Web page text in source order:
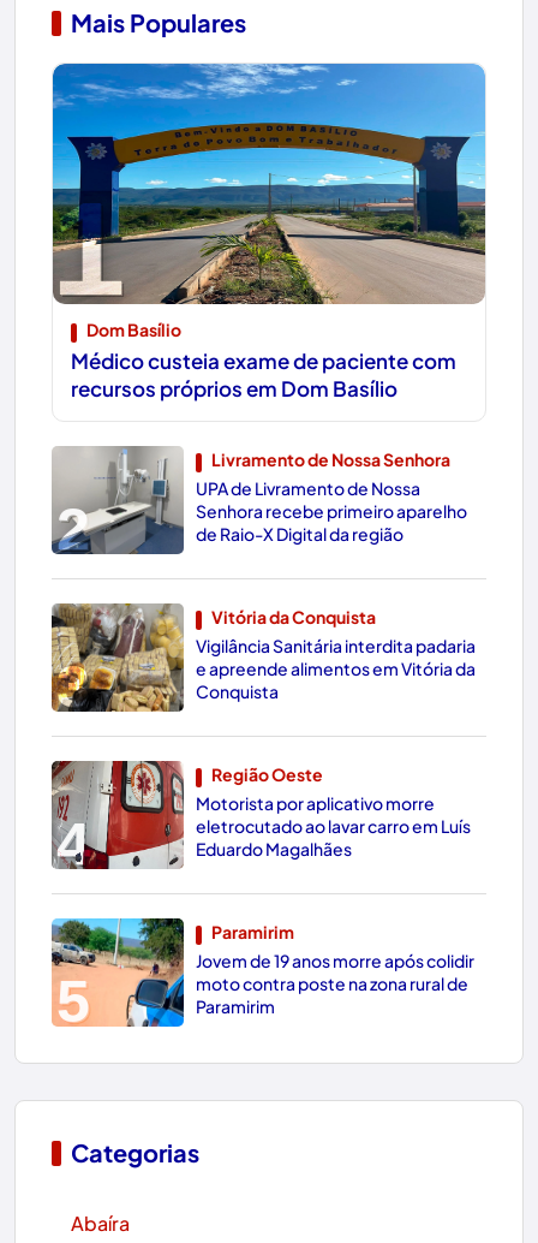
Mais Populares
1
Dom Basílio
Médico custeia exame de paciente com
recursos próprios em Dom Basílio
2
Livramento de Nossa Senhora
UPA de Livramento de Nossa
Senhora recebe primeiro aparelho
de Raio-X Digital da região
3
Vitória da Conquista
Vigilância Sanitária interdita padaria
e apreende alimentos em Vitória da
Conquista
4
Região Oeste
Motorista por aplicativo morre
eletrocutado ao lavar carro em Luís
Eduardo Magalhães
5
Paramirim
Jovem de 19 anos morre após colidir
moto contra poste na zona rural de
Paramirim
Categorias
Abaíra